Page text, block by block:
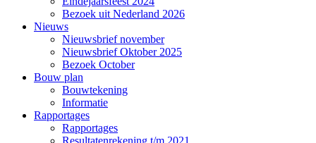
Bezoek uit Nederland 2026
Nieuws
Nieuwsbrief november
Nieuwsbrief Oktober 2025
Bezoek October
Bouw plan
Bouwtekening
Informatie
Rapportages
Rapportages
Resultatenrekening t/m 2021